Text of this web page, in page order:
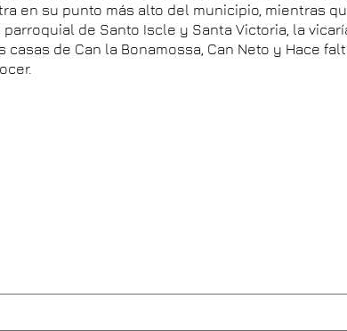
en su punto más alto del municipio, mientras
de Santo Iscle y Santa Victoria, la
de Can la Bonamossa, Can Neto y Hace